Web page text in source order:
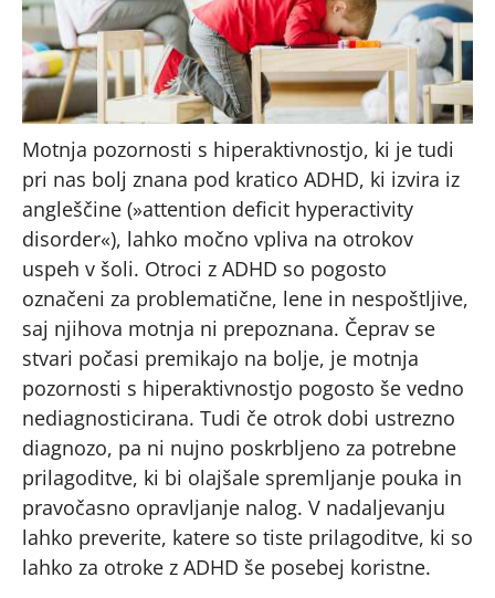
Motnja pozornosti s hiperaktivnostjo, ki je tudi
pri nas bolj znana pod kratico ADHD, ki izvira iz
angleščine (»attention deficit hyperactivity
disorder«), lahko močno vpliva na otrokov
uspeh v šoli. Otroci z ADHD so pogosto
označeni za problematične, lene in nespoštljive,
saj njihova motnja ni prepoznana. Čeprav se
stvari počasi premikajo na bolje, je motnja
pozornosti s hiperaktivnostjo pogosto še vedno
nediagnosticirana. Tudi če otrok dobi ustrezno
diagnozo, pa ni nujno poskrbljeno za potrebne
prilagoditve, ki bi olajšale spremljanje pouka in
pravočasno opravljanje nalog. V nadaljevanju
lahko preverite, katere so tiste prilagoditve, ki so
lahko za otroke z ADHD še posebej koristne.